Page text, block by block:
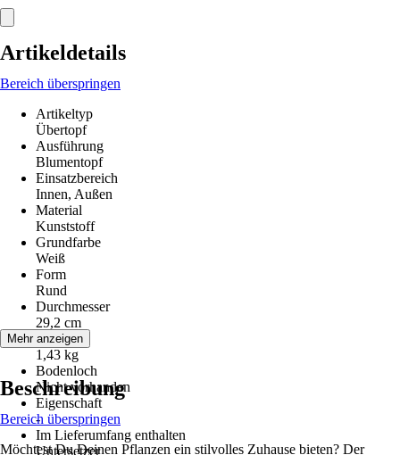
Artikeldetails
Bereich überspringen
Artikeltyp
Übertopf
Ausführung
Blumentopf
Einsatzbereich
Innen, Außen
Material
Kunststoff
Grundfarbe
Weiß
Form
Rund
Durchmesser
29,2 cm
Gewicht
1,43 kg
Bodenloch
Nicht vorhanden
Eigenschaft
-
Im Lieferumfang enthalten
Untersetzer
Mehr anzeigen
Beschreibung
Bereich überspringen
Möchtest Du Deinen Pflanzen ein stilvolles Zuhause bieten? Der